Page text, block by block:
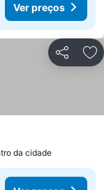
Ver preços
Partilhar
da cidade